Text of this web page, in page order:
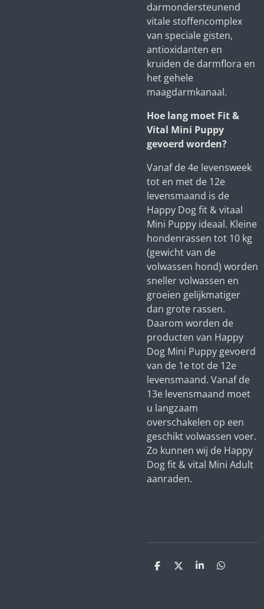
darmondersteunend
vitale stoffencomplex
van speciale gisten,
antioxidanten en
kruiden de darmflora en
het gehele
maagdarmkanaal.
Hoe lang moet Fit &
Vital Mini Puppy
gevoerd worden?
Vanaf de 4e levensweek
tot en met de 12e
levensmaand is de
Happy Dog fit & vitaal
Mini Puppy ideaal. Kleine
hondenrassen tot 10 kg
(gewicht van de
volwassen hond) worden
sneller volwassen en
groeien gelijkmatiger
dan grote rassen.
Daarom worden de
producten van Happy
Dog Mini Puppy gevoerd
van de 1e tot de 12e
levensmaand. Vanaf de
13e levensmaand moet
u langzaam
overschakelen op een
geschikt volwassen voer.
Zo kunnen wij de Happy
Dog fit & vital Mini Adult
aanraden.
D
D
S
D